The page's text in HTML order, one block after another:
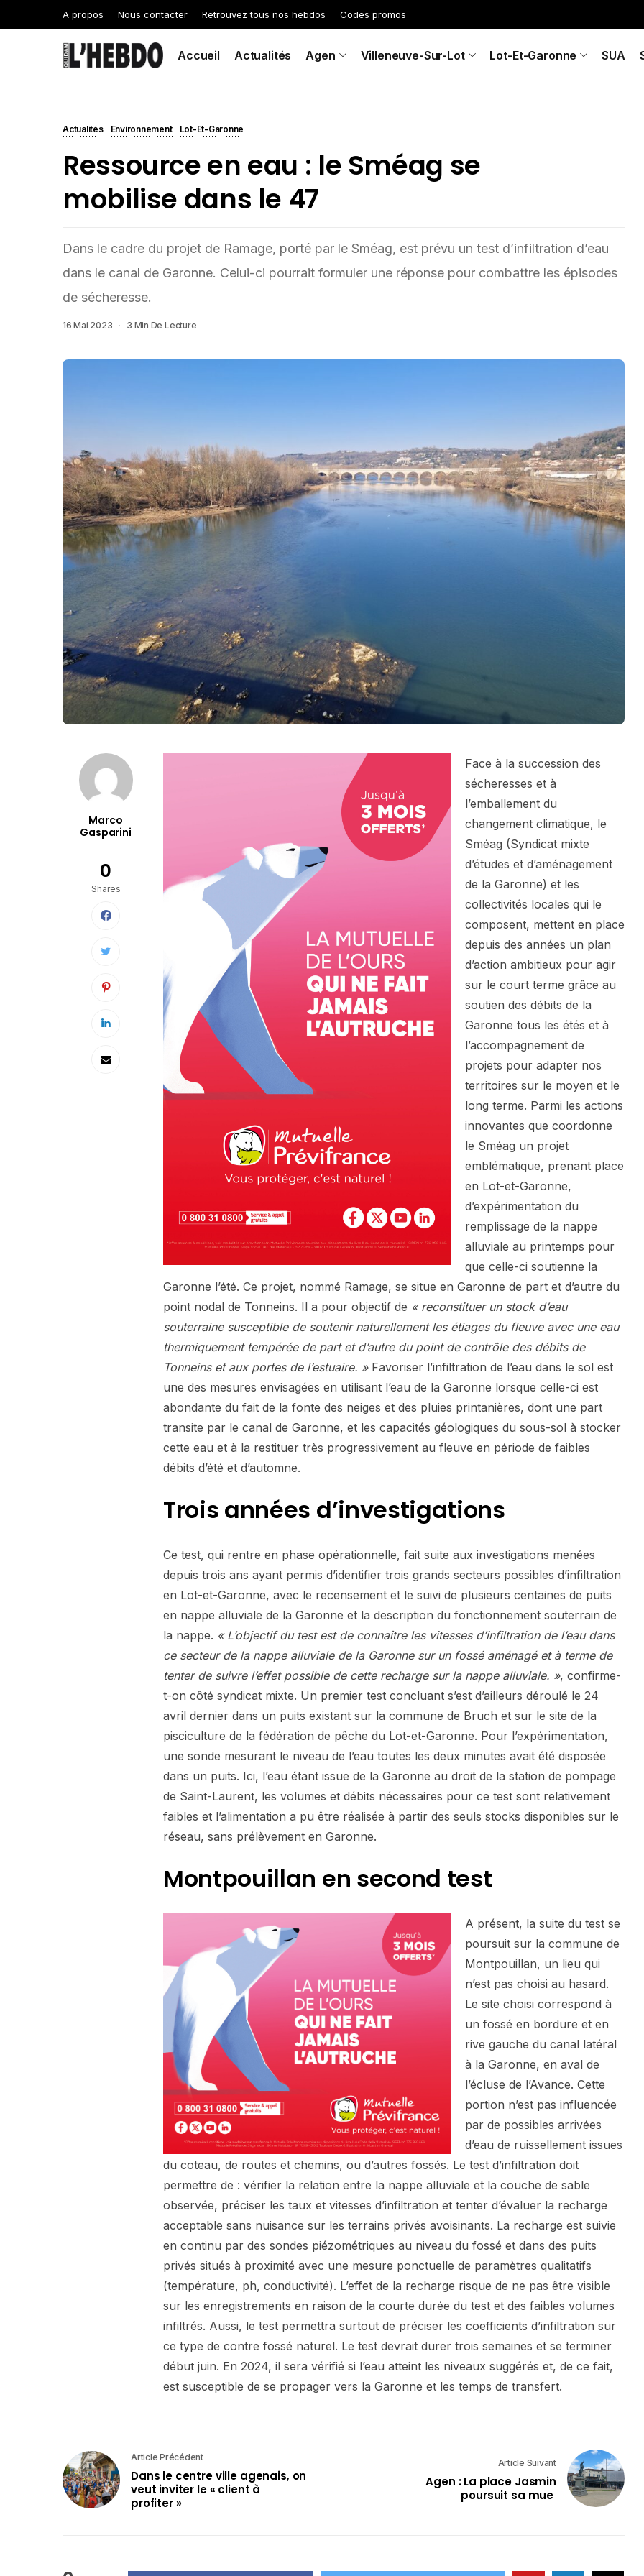
A propos Nous contacter Retrouvez tous nos hebdos Codes promos
Accueil Actualités Agen Villeneuve-Sur-Lot Lot-Et-Garonne SUA
Actualités Environnement Lot-Et-Garonne
Ressource en eau : le Sméag se
mobilise dans le 47
Dans le cadre du projet de Ramage, porté par le Sméag, est prévu un test d’infiltration d’eau
dans le canal de Garonne. Celui-ci pourrait formuler une réponse pour combattre les épisodes
de sécheresse.
16 Mai 2023 3 Min De Lecture
Marco
Gasparini
0
Shares
Face à la succession des
sécheresses et à
l’emballement du
changement climatique, le
Sméag (Syndicat mixte
d’études et d’aménagement
de la Garonne) et les
collectivités locales qui le
composent, mettent en place
depuis des années un plan
d’action ambitieux pour agir
sur le court terme grâce au
soutien des débits de la
Garonne tous les étés et à
l’accompagnement de
projets pour adapter nos
territoires sur le moyen et le
long terme. Parmi les actions
innovantes que coordonne
le Sméag un projet
emblématique, prenant place
en Lot-et-Garonne,
d’expérimentation du
remplissage de la nappe
alluviale au printemps pour
que celle-ci soutienne la
Garonne l’été. Ce projet, nommé Ramage, se situe en Garonne de part et d’autre du
point nodal de Tonneins. Il a pour objectif de « reconstituer un stock d’eau
souterraine susceptible de soutenir naturellement les étiages du fleuve avec une eau
thermiquement tempérée de part et d’autre du point de contrôle des débits de
Tonneins et aux portes de l’estuaire. »Favoriser l’infiltration de l’eau dans le sol est
une des mesures envisagées en utilisant l’eau de la Garonne lorsque celle-ci est
abondante du fait de la fonte des neiges et des pluies printanières, dont une part
transite par le canal de Garonne, et les capacités géologiques du sous-sol à stocker
cette eau et à la restituer très progressivement au fleuve en période de faibles
débits d’été et d’automne.
Trois années d’investigations
Ce test, qui rentre en phase opérationnelle, fait suite aux investigations menées
depuis trois ans ayant permis d’identifier trois grands secteurs possibles d’infiltration
en Lot-et-Garonne, avec le recensement et le suivi de plusieurs centaines de puits
en nappe alluviale de la Garonne et la description du fonctionnement souterrain de
la nappe. « L’objectif du test est de connaître les vitesses d’infiltration de l’eau dans
ce secteur de la nappe alluviale de la Garonne sur un fossé aménagé et à terme de
tenter de suivre l’effet possible de cette recharge sur la nappe alluviale. », confirme-
t-on côté syndicat mixte. Un premier test concluant s’est d’ailleurs déroulé le 24
avril dernier dans un puits existant sur la commune de Bruch et sur le site de la
pisciculture de la fédération de pêche du Lot-et-Garonne. Pour l’expérimentation,
une sonde mesurant le niveau de l’eau toutes les deux minutes avait été disposée
dans un puits. Ici, l’eau étant issue de la Garonne au droit de la station de pompage
de Saint-Laurent, les volumes et débits nécessaires pour ce test sont relativement
faibles et l’alimentation a pu être réalisée à partir des seuls stocks disponibles sur le
réseau, sans prélèvement en Garonne.
Montpouillan en second test
A présent, la suite du test se
poursuit sur la commune de
Montpouillan, un lieu qui
n’est pas choisi au hasard.
Le site choisi correspond à
un fossé en bordure et en
rive gauche du canal latéral
à la Garonne, en aval de
l’écluse de l’Avance. Cette
portion n’est pas influencée
par de possibles arrivées
d’eau de ruissellement issues
du coteau, de routes et chemins, ou d’autres fossés. Le test d’infiltration doit
permettre de : vérifier la relation entre la nappe alluviale et la couche de sable
observée, préciser les taux et vitesses d’infiltration et tenter d’évaluer la recharge
acceptable sans nuisance sur les terrains privés avoisinants. La recharge est suivie
en continu par des sondes piézométriques au niveau du fossé et dans des puits
privés situés à proximité avec une mesure ponctuelle de paramètres qualitatifs
(température, ph, conductivité). L’effet de la recharge risque de ne pas être visible
sur les enregistrements en raison de la courte durée du test et des faibles volumes
infiltrés. Aussi, le test permettra surtout de préciser les coefficients d’infiltration sur
ce type de contre fossé naturel. Le test devrait durer trois semaines et se terminer
début juin. En 2024, il sera vérifié si l’eau atteint les niveaux suggérés et, de ce fait,
est susceptible de se propager vers la Garonne et les temps de transfert.
Article Précédent
Dans le centre ville agenais, on
veut inviter le « client à
profiter »
Article Suivant
Agen : La place Jasmin
poursuit sa mue